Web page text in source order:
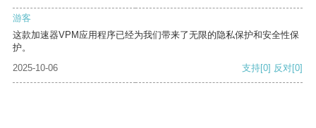
游客
这款加速器VPM应用程序已经为我们带来了无限的隐私保护和安全性保
护。
2025-10-06
支持[0] 反对[0]